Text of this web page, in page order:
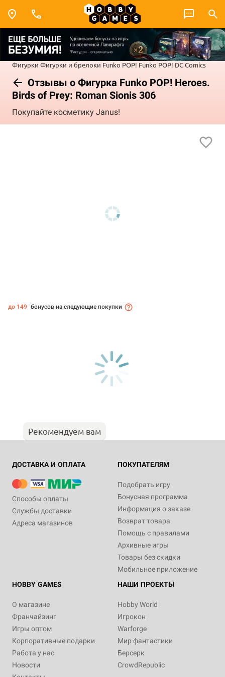
Фигурки Фигурки и брелоки Funko POP! Funko POP! DC Comics
Отзывы о Фигурка Funko POP! Heroes.
Birds of Prey: Roman Sionis 306
Покупайте косметику Janus!
до 149 бонусов на следующие покупки
Рекомендуем вам
ДОСТАВКА И ОПЛАТА
Способы оплаты
Службы доставки
Адреса магазинов
ПОКУПАТЕЛЯМ
Подобрать игру
Бонусная программа
Информация о заказе
Возврат товара
Помощь с правилами
Архивные игры
Товары без скидки
Мобильное приложение
HOBBY GAMES
О магазине
Франчайзинг
Игры оптом
Корпоративные подарки
Работа у нас
Новости
НАШИ ПРОЕКТЫ
Hobby World
Игрокон
Warforge
Мир фантастики
Берсерк
CrowdRepublic